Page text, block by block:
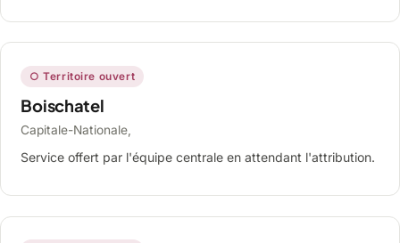
○ Territoire ouvert
Boischatel
Capitale-Nationale,
Service offert par l'équipe centrale en attendant l'attribution.